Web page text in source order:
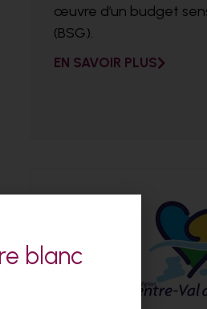
œuvre d’un budget
(BSG).
EN SAVOIR PLUS
blanc